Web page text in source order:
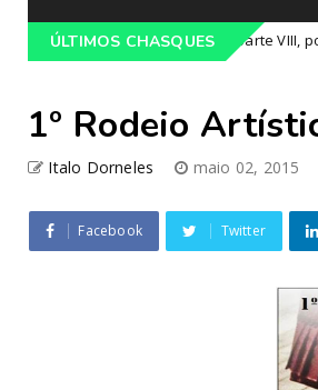
ÚLTIMOS CHASQUES
Gauchesca - parte VIII, por Léo
1º Rodeio
Italo Dorneles maio 02, 2015
Facebook Twitter